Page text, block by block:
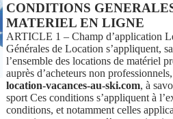
CONDITIONS
MATERIEL EN LIGNE
ARTICLE 1 – Champ d’application
Générales de Location s’appliquent,
l’ensemble des locations de matériel
auprès d’acheteurs non
location-vacances-au-ski.com, à
sport Ces conditions s’appliquent à
conditions, et notamment celles